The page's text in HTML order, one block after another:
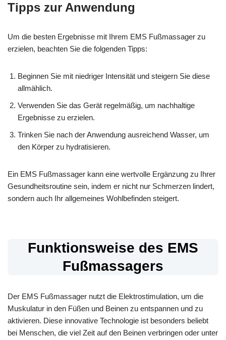
Tipps zur Anwendung
Um die besten Ergebnisse mit Ihrem EMS Fußmassager zu
erzielen, beachten Sie die folgenden Tipps:
Beginnen Sie mit niedriger Intensität und steigern Sie diese
allmählich.
Verwenden Sie das Gerät regelmäßig, um nachhaltige
Ergebnisse zu erzielen.
Trinken Sie nach der Anwendung ausreichend Wasser, um
den Körper zu hydratisieren.
Ein EMS Fußmassager kann eine wertvolle Ergänzung zu Ihrer
Gesundheitsroutine sein, indem er nicht nur Schmerzen lindert,
sondern auch Ihr allgemeines Wohlbefinden steigert.
Funktionsweise des EMS
Fußmassagers
Der EMS Fußmassager nutzt die Elektrostimulation, um die
Muskulatur in den Füßen und Beinen zu entspannen und zu
aktivieren. Diese innovative Technologie ist besonders beliebt
bei Menschen, die viel Zeit auf den Beinen verbringen oder unter